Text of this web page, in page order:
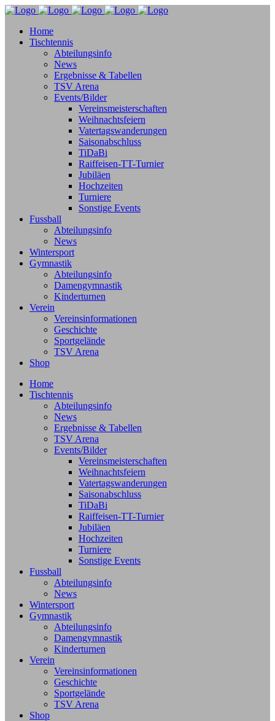
Home
Tischtennis
Abteilungsinfo
News
Ergebnisse & Tabellen
TSV Arena
Events/Bilder
Vereinsmeisterschaften
Weihnachtsfeiern
Vatertagswanderungen
Saisonabschluss
TiDaBi
Raiffeisen-TT-Turnier
Jubiläen
Hochzeiten
Turniere
Sonstige Events
Fussball
Abteilungsinfo
News
Wintersport
Gymnastik
Abteilungsinfo
Damengymnastik
Kinderturnen
Verein
Vereinsinformationen
Geschichte
Sportgelände
TSV Arena
Shop
Home
Tischtennis
Abteilungsinfo
News
Ergebnisse & Tabellen
TSV Arena
Events/Bilder
Vereinsmeisterschaften
Weihnachtsfeiern
Vatertagswanderungen
Saisonabschluss
TiDaBi
Raiffeisen-TT-Turnier
Jubiläen
Hochzeiten
Turniere
Sonstige Events
Fussball
Abteilungsinfo
News
Wintersport
Gymnastik
Abteilungsinfo
Damengymnastik
Kinderturnen
Verein
Vereinsinformationen
Geschichte
Sportgelände
TSV Arena
Shop